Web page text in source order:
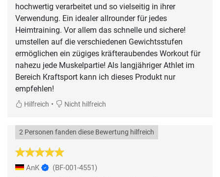
hochwertig verarbeitet und so vielseitig in ihrer
Verwendung. Ein idealer allrounder für jedes
Heimtraining. Vor allem das schnelle und sichere!
umstellen auf die verschiedenen Gewichtsstufen
ermöglichen ein zügiges kräfteraubendes Workout für
nahezu jede Muskelpartie! Als langjähriger Athlet im
Bereich Kraftsport kann ich dieses Produkt nur
empfehlen!
Hilfreich • Nicht hilfreich
2 Personen fanden diese Bewertung hilfreich
AnK (BF-001-4551)